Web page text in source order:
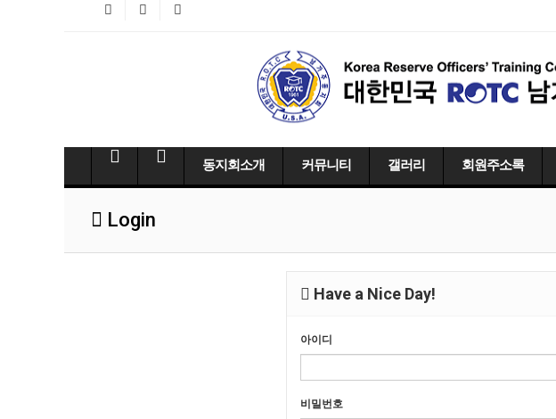
동지회소개 커뮤니티 갤러리 회원주소록
Login
Have a Nice Day!
아이디
비밀번호